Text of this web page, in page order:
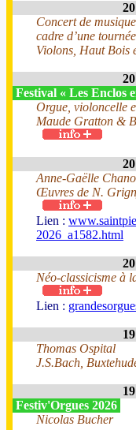
Concert de
cadre d’une
Violons, Haut Bois
Festival « Les Enclos
Orgue, violoncelle
Maude Gratton &
Anne-Gaëlle
Œuvres de N.
Lien :
2026_a1582.html
Néo-classicisme à
Lien :
Thomas Ospital
J.S.Bach,
Festiv'Orgues 2026
Nicolas Bucher